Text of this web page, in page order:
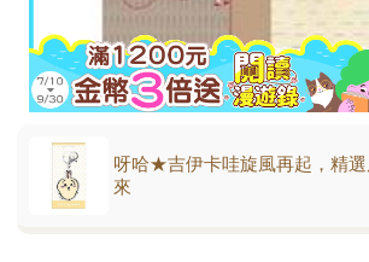
呀哈★吉伊卡哇旋風再起，精選
來